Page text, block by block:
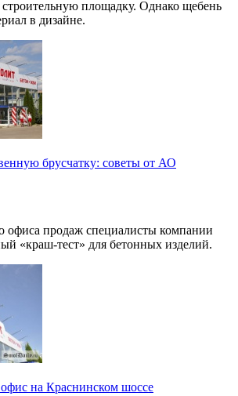
площадку. Однако щебень
в дизайне.
брусчатку: советы от АО
офиса продаж специалисты компании
«краш-тест» для бетонных изделий.
на Краснинском шоссе